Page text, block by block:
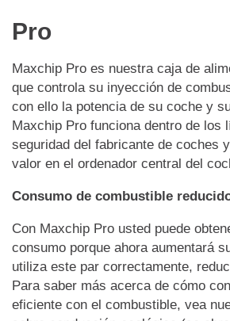
Pro
Maxchip Pro es nuestra caja de
que controla su inyección de
con ello la potencia de su coche y
Maxchip Pro funciona dentro de los
seguridad del fabricante de coches y
valor en el ordenador central del
Consumo de combustible
Con Maxchip Pro usted puede
consumo porque ahora aumentará
utiliza este par correctamente,
Para saber más acerca de cómo
eficiente con el combustible, vea